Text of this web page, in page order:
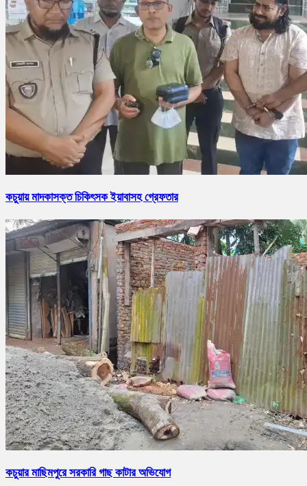
কচুয়ায় মাদকাসক্ত চিকিৎসক ইয়াবাসহ গ্রেফতার
কচুয়ার মাছিমপুরে সরকারি গাছ কাটার অভিযোগ